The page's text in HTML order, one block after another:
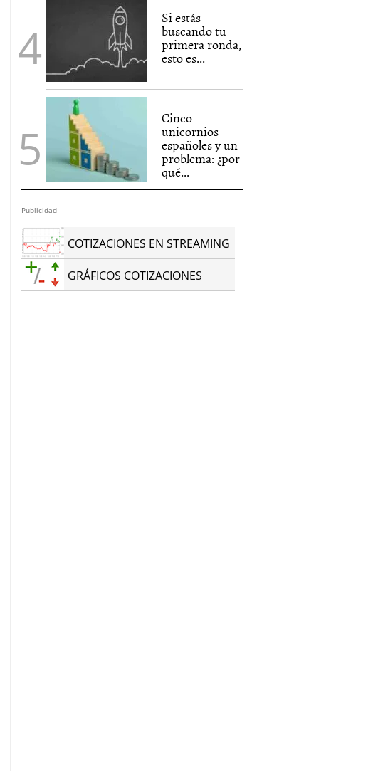
Si estás
buscando tu
primera ronda,
esto es...
Cinco
unicornios
españoles y un
problema: ¿por
qué...
Publicidad
COTIZACIONES EN STREAMING
GRÁFICOS COTIZACIONES